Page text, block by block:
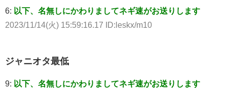
6: 以下、名無しにかわりましてネギ速がお送りします
2023/11/14(火) 15:59:16.17 ID:leskx/m10
ジャニオタ最低
9: 以下、名無しにかわりましてネギ速がお送りします